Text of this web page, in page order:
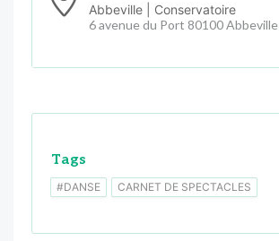
Abbeville | Conservatoire
6 avenue du Port 80100 Abbeville
Tags
#DANSE CARNET DE SPECTACLES